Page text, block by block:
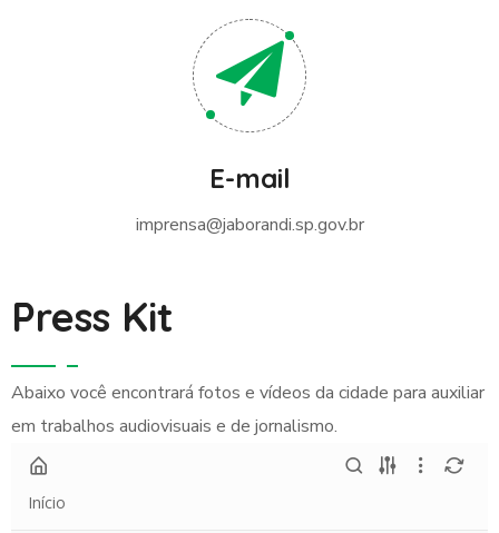
E-mail
imprensa@jaborandi.sp.gov.br
Press Kit
Abaixo você encontrará fotos e vídeos da cidade para auxiliar
em trabalhos audiovisuais e de jornalismo.
Início